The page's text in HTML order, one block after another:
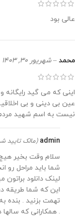
عالی بود
محمد – شهریور 30, 1403
اینی که می گید رایگانه
عین بی دینی و بی
نیست به اسم شهید
admin (مالک تایید
سلام وقت بخیر هیچ
شما باید مراحل رو
لینک دانلود
این که شما طریقه
تهمت بزنید .
. همکارانی که